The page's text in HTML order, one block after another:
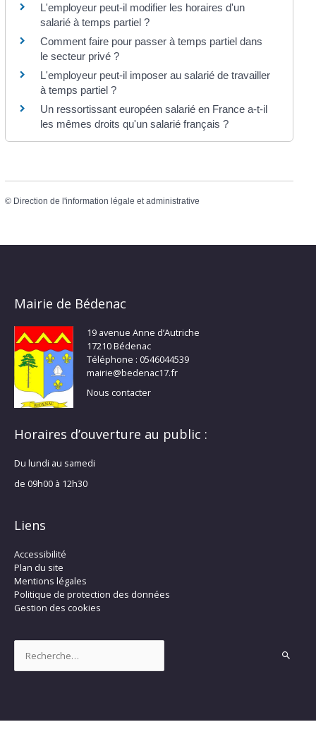
L'employeur peut-il modifier les horaires d'un
salarié à temps partiel ?
Comment faire pour passer à temps partiel dans
le secteur privé ?
L'employeur peut-il imposer au salarié de travailler
à temps partiel ?
Un ressortissant européen salarié en France a-t-il
les mêmes droits qu'un salarié français ?
© Direction de l'information légale et administrative
Mairie de Bédenac
19 avenue Anne d’Autriche
17210 Bédenac
Téléphone : 0546044539
mairie@bedenac17.fr
Nous contacter
Horaires d’ouverture au public :
Du lundi au samedi
de 09h00 à 12h30
Liens
Accessibilité
Plan du site
Mentions légales
Politique de protection des données
Gestion des cookies